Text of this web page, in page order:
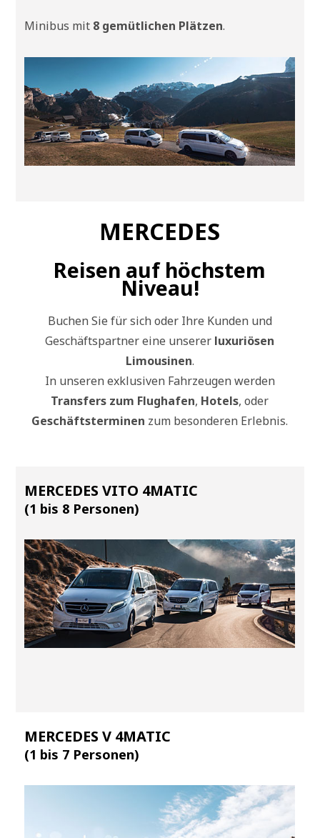
Minibus mit 8 gemütlichen Plätzen.
MERCEDES
Reisen auf höchstem
Niveau!
Buchen Sie für sich oder Ihre Kunden und
Geschäftspartner eine unserer luxuriösen
Limousinen.
In unseren exklusiven Fahrzeugen werden
Transfers zum Flughafen, Hotels, oder
Geschäftsterminen zum besonderen Erlebnis.
MERCEDES VITO 4MATIC
(1 bis 8 Personen)
MERCEDES V 4MATIC
(1 bis 7 Personen)